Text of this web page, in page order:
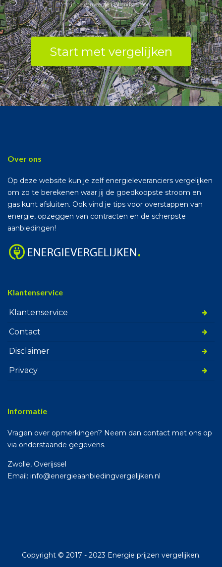
in de gemeente Hollands Kroon.
Start met vergelijken
Over ons
Op deze website kun je zelf energieleveranciers vergelijken
om zo te berekenen waar jij de goedkoopste stroom en
gas kunt afsluiten. Ook vind je tips voor overstappen van
energie, opzeggen van contracten en de scherpste
aanbiedingen!
Klantenservice
Klantenservice
Contact
Disclaimer
Privacy
Informatie
Vragen over opmerkingen? Neem dan contact met ons op
via onderstaande gegevens.
Zwolle, Overijssel
Email: info@energieaanbiedingvergelijken.nl
Copyright © 2017 - 2023 Energie prijzen vergelijken.